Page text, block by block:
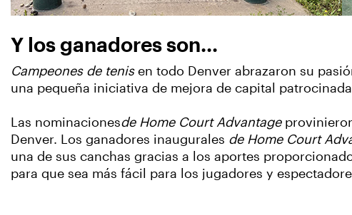
Y los ganadores son...
Campeones de tenisen todo Denver abrazaron su
una pequeña iniciativa de mejora de capital
Las nominacionesde Home Court Advantage
Denver. Los ganadores inaugurales de Home Court
una de sus canchas gracias a los aportes
para que sea más fácil para los jugadores y